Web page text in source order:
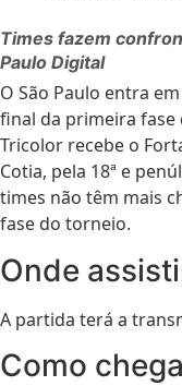
Times fazem
Paulo Digital
O São Paulo entra
final da primeira fase
Tricolor recebe o
Cotia, pela 18ª e
times não têm mais
fase do torneio.
Onde
A partida terá a
Como